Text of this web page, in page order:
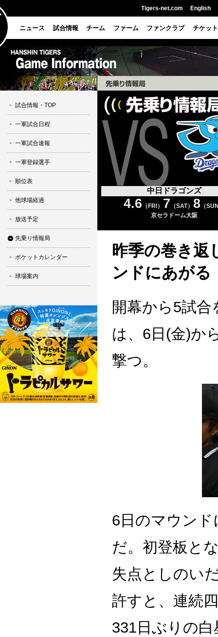
Tigers-net.com English
ニュース 試合情報 チーム ファーム ファンクラブ チケット
試合情報・TOP
一軍試合日程
一軍試合速報
一軍登録選手
順位表
他球場経過
放送予定
先乗り情報局
ポケットカレンダー
球場案内
中日ドラゴンズ
4.6 （FRI） 7 （SAT） 8 （
京セラドーム大阪
昨季の巻き返
ンドにあがる
開幕から5試
は、6日(金)か
撃つ。
6日のマウン
だ。初登板と
失点としのい
許すと、連続
331日ぶりの